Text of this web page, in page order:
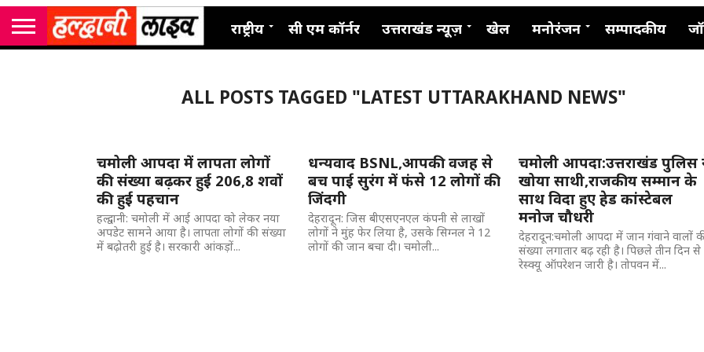
राष्ट्रीय सी एम कॉर्नर उत्तराखंड न्यूज़ खेल मनोरंजन सम्पादकीय
ALL POSTS TAGGED "LATEST UTTARAKHAND NEWS"
चमोली आपदा में लापता लोगों
की संख्या बढ़कर हुई 206,8 शवों
की हुई पहचान
हल्द्वानी: चमोली में आई आपदा को लेकर नया
अपडेट सामने आया है। लापता लोगों की संख्या
में बढ़ोतरी हुई है। सरकारी आंकड़ों...
धन्यवाद BSNL,आपकी वजह से
बच पाई सुरंग में फंसे 12 लोगों की
जिंदगी
देहरादून: जिस बीएसएनएल कंपनी से लाखों
लोगों ने मुंह फेर लिया है, उसके सिग्नल ने 12
लोगों की जान बचा दी। चमोली...
चमोली आपदा:उत्तराखंड पुलिस
खोया साथी,राजकीय सम्मान के
साथ विदा हुए हेड कांस्टेबल
मनोज चौधरी
देहरादून:चमोली आपदा में जान गंवाने वालों
संख्या लगातार बढ़ रही है। पिछले तीन दिन से
रेस्क्यू ऑपरेशन जारी है। तोपवन में...